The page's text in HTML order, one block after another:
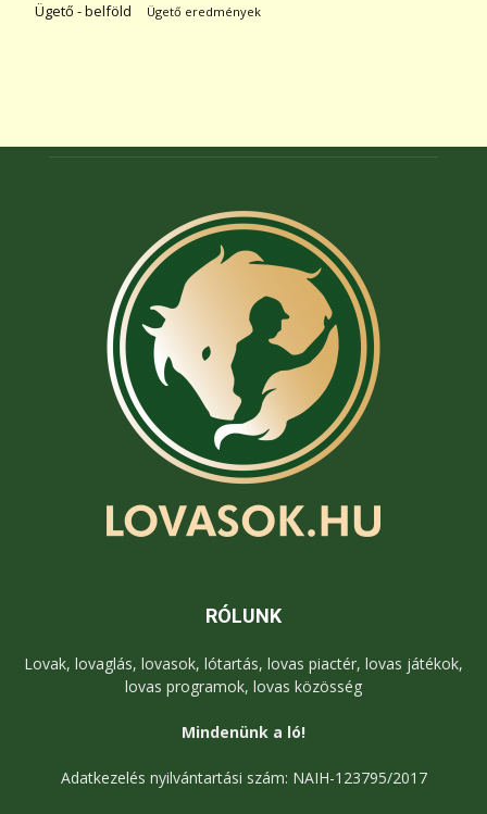
Ügető - belföld Ügető eredmények
RÓLUNK
Lovak, lovaglás, lovasok, lótartás, lovas piactér, lovas játékok,
lovas programok, lovas közösség
Mindenünk a ló!
Adatkezelés nyilvántartási szám: NAIH-123795/2017